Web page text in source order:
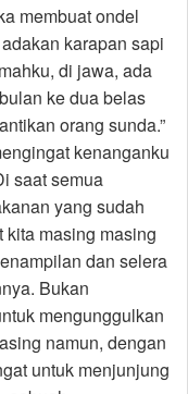
membuat ondel
karapan sapi
di jawa, ada
ke dua belas
orang sunda.”
kenanganku
saat semua
yang sudah
kita masing masing
dan selera
Bukan
mengunggulkan
namun, dengan
untuk menjunjung